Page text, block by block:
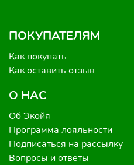
ПОКУПАТЕЛЯМ
Как покупать
Как оставить отзыв
О НАС
Об Экойя
Программа лояльности
Подписаться на рассылку
Вопросы и ответы